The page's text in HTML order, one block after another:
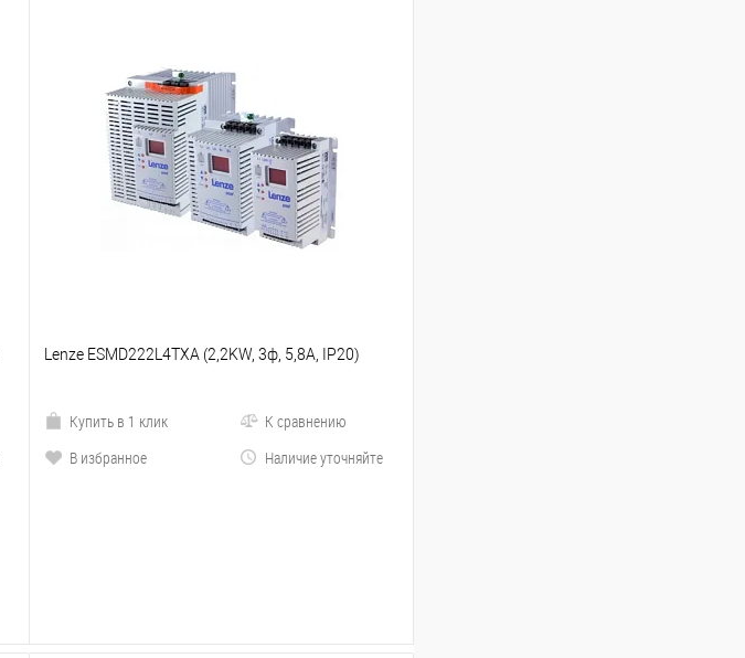
Lenze ESMD222L4TXA (2,2KW, 3ф, 5,8A, IP20)
Купить в 1 клик
К сравнению
В избранное
Наличие уточняйте